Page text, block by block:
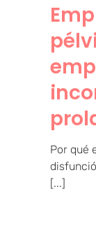
Por qué
[...]